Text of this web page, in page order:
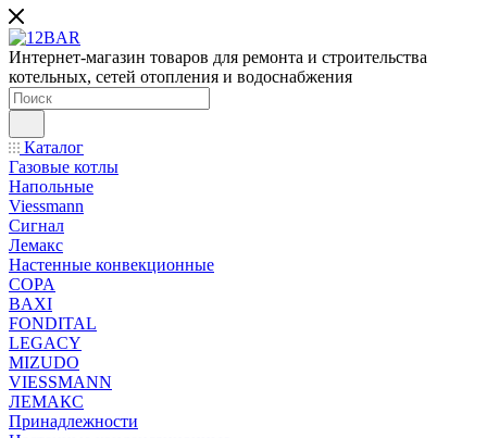
Интернет-магазин товаров для ремонта и строительства
котельных, сетей отопления и водоснабжения
Каталог
Газовые котлы
Напольные
Viessmann
Сигнал
Лемакс
Настенные конвекционные
COPA
BAXI
FONDITAL
LEGACY
MIZUDO
VIESSMANN
ЛЕМАКС
Принадлежности